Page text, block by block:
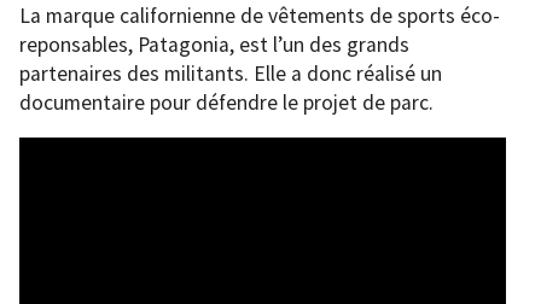
La marque californienne de vêtements de sports éco-
reponsables, Patagonia, est l’un des grands
partenaires des militants. Elle a donc réalisé un
documentaire pour défendre le projet de parc.